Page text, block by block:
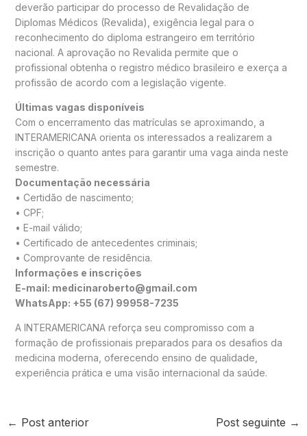
deverão participar do processo de Revalidação de
Diplomas Médicos (Revalida), exigência legal para o
reconhecimento do diploma estrangeiro em território
nacional. A aprovação no Revalida permite que o
profissional obtenha o registro médico brasileiro e exerça a
profissão de acordo com a legislação vigente.
Últimas vagas disponíveis
Com o encerramento das matrículas se aproximando, a
INTERAMERICANA orienta os interessados a realizarem a
inscrição o quanto antes para garantir uma vaga ainda neste
semestre.
Documentação necessária
• Certidão de nascimento;
• CPF;
• E-mail válido;
• Certificado de antecedentes criminais;
• Comprovante de residência.
Informações e inscrições
E-mail: medicinaroberto@gmail.com
WhatsApp: +55 (67) 99958-7235
A INTERAMERICANA reforça seu compromisso com a
formação de profissionais preparados para os desafios da
medicina moderna, oferecendo ensino de qualidade,
experiência prática e uma visão internacional da saúde.
← Post anterior Post seguinte →